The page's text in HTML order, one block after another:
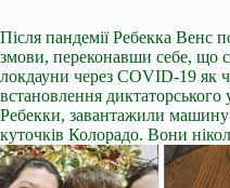
Після пандемії Ребекка Венс
змови, переконавши себе, що
локдауни через COVID-19 як
встановлення диктаторського
Ребекки, завантажили
куточків Колорадо. Вони